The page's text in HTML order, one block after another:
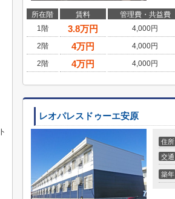
所在階 賃料 管理費・共益費
1階
3.8万円 4,000円
2階
4万円 4,000円
2階
4万円 4,000円
レオパレスドゥーエ安原
住所
交通
築年